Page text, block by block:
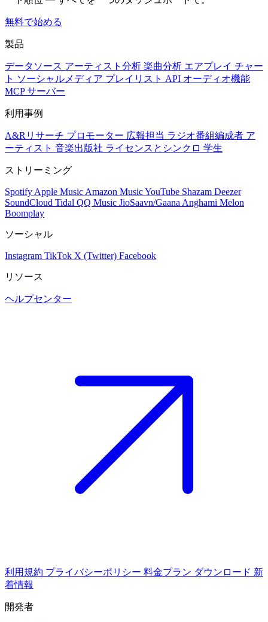
無料で始める
製品
データソース アーティスト分析 楽曲分析 エアプレイ チャー
ト ソーシャルメディア プレイリスト API オーディオ機能
MCP サーバー
利用事例
A&Rリサーチ プロモーター 広報担当 ラジオ番組編成者 ア
ーティスト 音楽出版社 ライセンスとシンクロ 学生
ストリーミング
Spotify Apple Music Amazon MusicYouTube Shazam Deezer
SoundCloud Tidal QQ Music JioSaavn/Gaana Anghami Melon
Boomplay
ソーシャル
Instagram TikTok X (Twitter) Facebook
リソース
ヘルプセンター
利用規約 プライバシーポリシー 料金プラン ダウンロード 新
着情報
開発者